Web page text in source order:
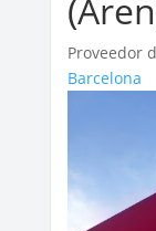
Proveedor
Barcelona